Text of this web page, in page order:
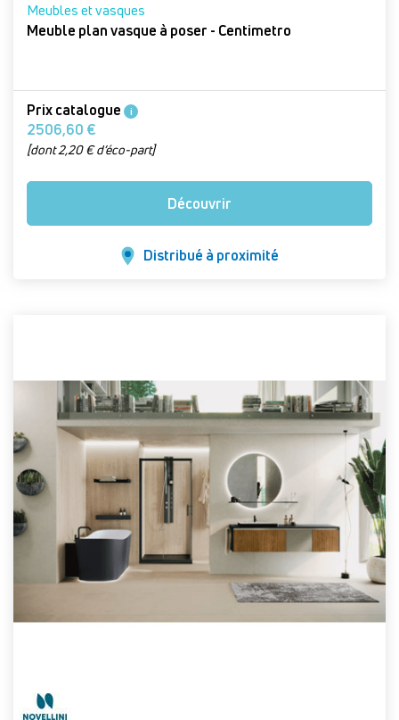
Meubles et vasques
Meuble plan vasque à poser - Centimetro
Prix catalogue i
2506,60 €
[dont 2,20 € d’éco-part]
Découvrir
Distribué à proximité